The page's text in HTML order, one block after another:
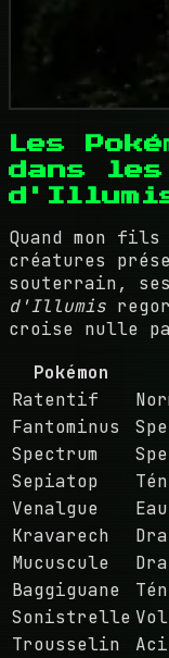
Les
dans les
Quand mon
créatures
souterrain,
d'Illumis
croise nulle
Pokémon
Ratentif
Fantominus
Spectrum
Sepiatop
Venalgue
Kravarech
Mucuscule
Baggiguane
Sonistrelle
Trousselin